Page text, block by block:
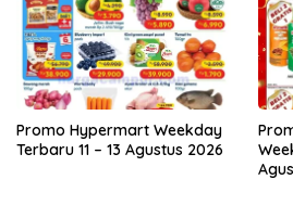
Promo Hypermart Weekday
Terbaru 11 – 13 Agustus 2026